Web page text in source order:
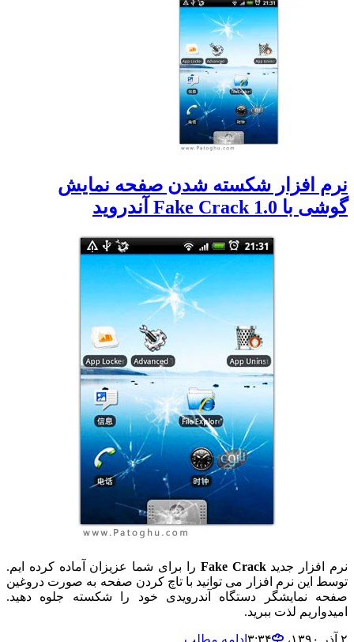
نرم افزار شکسته شدن صفحه نمایش
گوشی با Fake Crack 1.0 آندروید
نرم افزار جدیدFake Crack را برای شما عزیزان آماده کرده ایم.
توسط این نرم افزار می توانید با تاچ کردن صفحه به صورت دروغین
صفحه نمایشگر دستگاه آندرویدی خود را شکسته جلوه دهید.
امیدواریم لذت ببرید.
۲ آذر ۱۳۹۰،‏ ۳:۳۴ ادامه مطلب